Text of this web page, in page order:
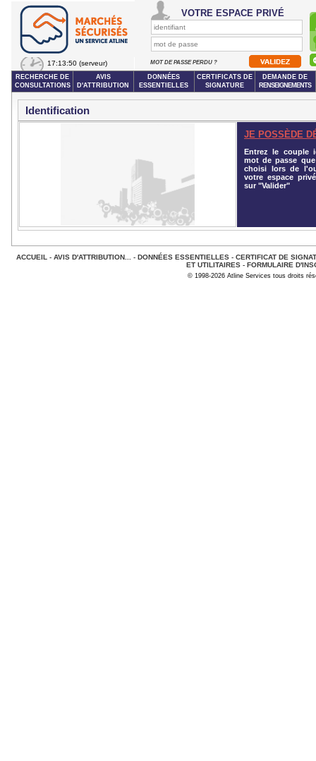
17:13:50 (serveur)
VOTRE ESPACE PRIVÉ
MOT DE PASSE PERDU ?
RECHERCHE DE
CONSULTATIONS
AVIS
D'ATTRIBUTION
DONNÉES
ESSENTIELLES
CERTIFICATS DE
SIGNATURE
DEMANDE DE
RENSEIGNEMENTS
Identification
JE POSSÈDE
Entrez le couple
mot de passe
choisi lors de
votre espace
sur "Valider"
ACCUEIL - AVIS D'ATTRIBUTION... - DONNÉES ESSENTIELLES- CERTIFICAT DE
ET UTILITAIRES - FORMULAIRE
© 1998-2026 Atline Services tous droits